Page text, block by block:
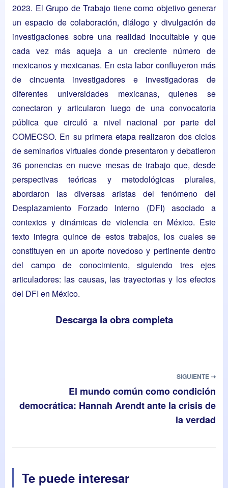
2023. El Grupo de Trabajo tiene como objetivo generar
un espacio de colaboración, diálogo y divulgación de
investigaciones sobre una realidad inocultable y que
cada vez más aqueja a un creciente número de
mexicanos y mexicanas. En esta labor confluyeron más
de cincuenta investigadores e investigadoras de
diferentes universidades mexicanas, quienes se
conectaron y articularon luego de una convocatoria
pública que circuló a nivel nacional por parte del
COMECSO. En su primera etapa realizaron dos ciclos
de seminarios virtuales donde presentaron y debatieron
36 ponencias en nueve mesas de trabajo que, desde
perspectivas teóricas y metodológicas plurales,
abordaron las diversas aristas del fenómeno del
Desplazamiento Forzado Interno (DFI) asociado a
contextos y dinámicas de violencia en México. Este
texto integra quince de estos trabajos, los cuales se
constituyen en un aporte novedoso y pertinente dentro
del campo de conocimiento, siguiendo tres ejes
articuladores: las causas, las trayectorias y los efectos
del DFI en México.
Descarga la obra completa
SIGUIENTE ➝
El mundo común como condición
democrática: Hannah Arendt ante la crisis de
la verdad
Te puede interesar